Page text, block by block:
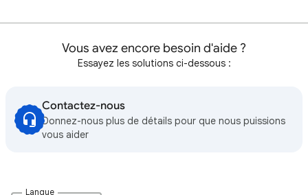
Vous avez encore besoin d'aide ?
Essayez les solutions ci-dessous :
Contactez-nous
Donnez-nous plus de détails pour que nous puissions
vous aider
Langue